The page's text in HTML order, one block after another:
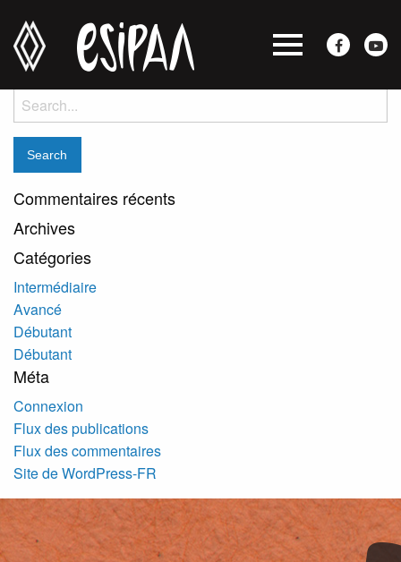
Amélie Fontaine
Posted on mai 27, 2020 by jocelyne
Search
for:
Commentaires récents
Archives
Catégories
Intermédiaire
Avancé
Débutant
Débutant
Méta
Connexion
Flux des publications
Flux des commentaires
Site de WordPress-FR